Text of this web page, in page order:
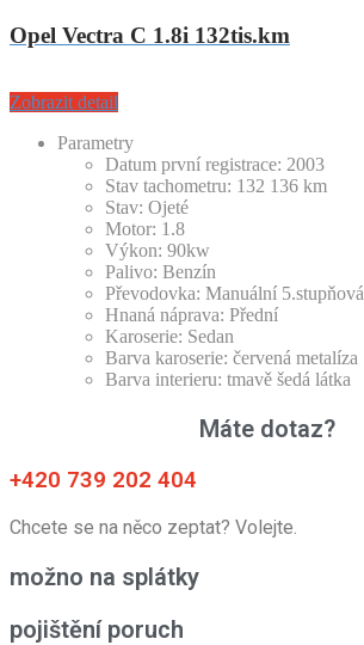
Opel Vectra C 1.8i 132tis.km
Zobrazit detail
Parametry
Datum první registrace: 2003
Stav tachometru: 132 136 km
Stav: Ojeté
Motor: 1.8
Výkon: 90kw
Palivo: Benzín
Převodovka: Manuální 5.stupňová
Hnaná náprava: Přední
Karoserie: Sedan
Barva karoserie: červená metalíza
Barva interieru: tmavě šedá látka
Máte dotaz?
+420 739 202 404
Chcete se na něco zeptat? Volejte.
možno na splátky
pojištění poruch